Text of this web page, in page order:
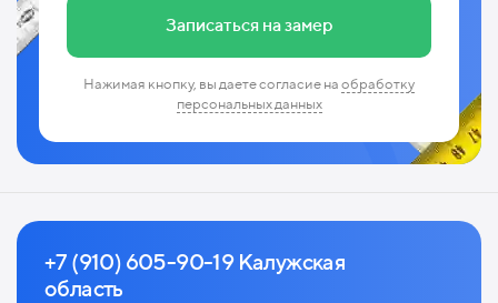
Записаться на замер
Нажимая кнопку, вы даете согласие на обработку
персональных данных
+7 (910) 605-90-19 Калужская
область